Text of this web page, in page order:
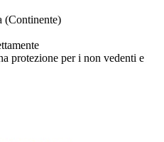
(Continente)
protezione per i non vedenti e